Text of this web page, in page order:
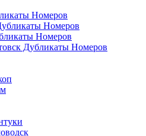
Номеров
Номеров
Номеров
Дубликаты Номеров